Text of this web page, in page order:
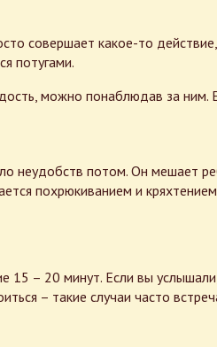
совершает какое-то
потугами.
можно понаблюдав за ним.
потом. Он мешает
похрюкиванием и
– 20 минут. Если вы
– такие случаи часто